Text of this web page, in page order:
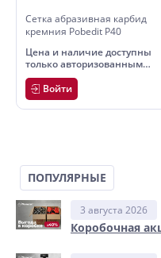
Сетка абразивная карбид
кремния Pobedit Р40
Цена и наличие доступны
только авторизованным
пользователям
Войти
ПОПУЛЯРНЫЕ
3 августа 2026
Коробочная